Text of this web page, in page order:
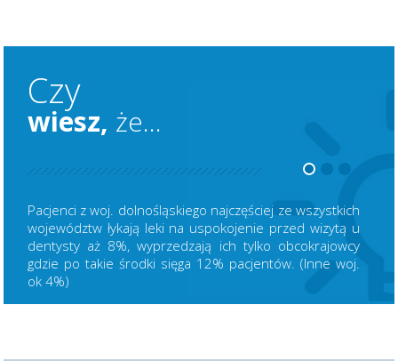
Czy
wiesz, że...
Pacjenci z woj. dolnośląskiego najczęściej ze wszystkich
województw łykają leki na uspokojenie przed wizytą u
dentysty aż 8%, wyprzedzają ich tylko obcokrajowcy
gdzie po takie środki sięga 12% pacjentów. (Inne woj.
ok 4%)